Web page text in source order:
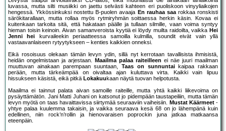
luvassa, mutta silti musiikki on jaettu selvästi kahteen eri puoliskoon vinyyliaikojen
hengessä. Ykkössinkuksi nostettu B-puolen avaaja En rauhaa saarokkaa ronskisti
särökitarallaan, mutta rollaa myös rytmiryhmän soittaessa herkin käsin. Kovaa ei
kuitenkaan tarkoita sitä, että hakataan päälle ja tullaan silmille, vaan voima syntyy
hieman toisin keinoin. Aivan samanveroista kyytiä ei löydy muilta raidoilta, vaikka Hei
Jenni hei kurvaileekin periaatteessa samoilla kulmilla, soundit eivät vain yllä
vastaavanlaiseen rytyytykseen – kenties kaikkien onneksi.
Eikä rosoisuus olekaan tämän levyn ydin, sillä nyt kerrotaan tavallisista ihmisistä,
heidän ongelmistaan ja arjestaan.
Maailma palaa raiteilleen ei näe juuri maailman
muuttuvan ainakaan parempaan suuntaan, Taas on sunnuntaikaipaa rakkaan
perään, mutta tärkeämpää on oivaltaa ajan kuluttava virta. Kaikki vain lipuu
hissukseen käsistä, eikä pitkä Lokakuukaan näytä tuovan helpotusta.
Maailma ei tainnut palata aivan samoille raiteille, mutta yhtä kaikki liikevoima on
pysäyttämätön. Jani Matti Juhani on katsonut jo pidempään taustapeiliin, mutta tämän
levyn myötä on taas havaittavissa siirtymää seuraaviin vaiheisiin. Mustat Käärmeet-
yhtye palaa kuulemma takaisin, ja vaikka seuraava kesä 68 on jo lähempänä kuin
edellinen, niin rock’n’rollin ja hienovaraisen poprockin juna jatkaa matkaansa
eteenpäin.